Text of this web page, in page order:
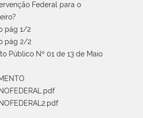
Federal para o
pág 1/2
pág 2/2
Público Nº 01 de 13 de Maio